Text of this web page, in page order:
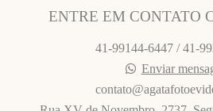
ENTRE EM CONTATO
41-99144-6447 / 41-
Enviar